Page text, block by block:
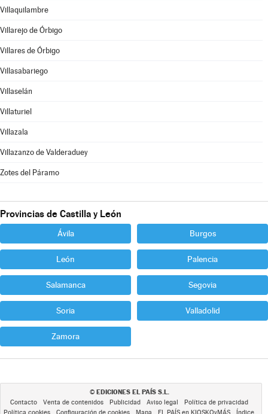
Villaquilambre
Villarejo de Órbigo
Villares de Órbigo
Villasabariego
Villaselán
Villaturiel
Villazala
Villazanzo de Valderaduey
Zotes del Páramo
Provincias de Castilla y León
Ávila Burgos
León Palencia
Salamanca Segovia
Soria Valladolid
Zamora
© EDICIONES EL PAÍS S.L.
Contacto Venta de contenidos Publicidad Aviso legal
Política de privacidad